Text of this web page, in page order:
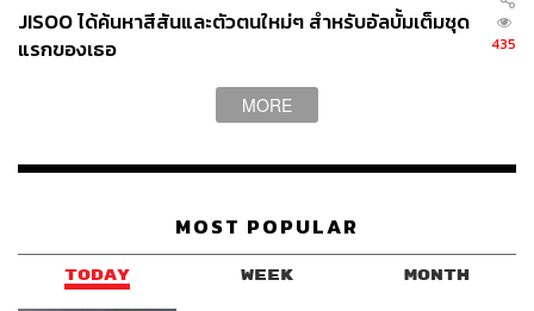
JISOO ได้ค้นหาสีสันและตัวตนใหม่ๆ สำหรับอัลบั้มเต็มชุด
แรกของเธอ
435
MORE
MOST POPULAR
TODAY WEEK MONTH